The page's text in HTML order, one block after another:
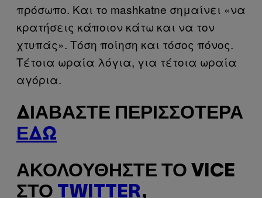
πρόσωπο. Και το mashkatne σημαίνει «να
κρατήσεις κάποιον κάτω και να τον
χτυπάς». Τόση ποίηση και τόσος πόνος.
Τέτοια ωραία λόγια, για τέτοια ωραία
αγόρια.
ΔΙΑΒΆΣΤΕ ΠΕΡΙΣΣΌΤΕΡΑ
ΕΔΏ
ΑΚΟΛΟΥΘΉΣΤΕ ΤΟ VICE
ΣΤΟ TWITTER,